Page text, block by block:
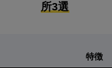
所3選
特徴